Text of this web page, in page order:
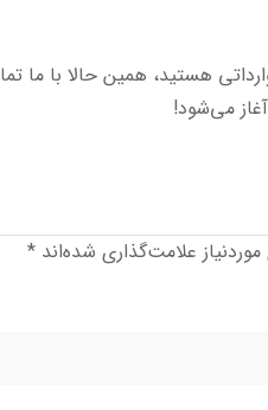
هستید، همین حالا با ما
می‌شود!
علامت‌گذاری شده‌اند *